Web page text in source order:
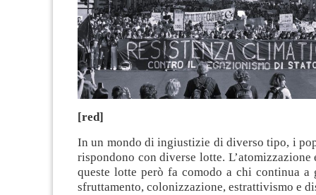
[red]
In un mondo di ingiustizie di diverso tipo, i
rispondono con diverse lotte.
queste lotte però fa comodo a chi continua a
sfruttamento, colonizzazione, estrattivismo e